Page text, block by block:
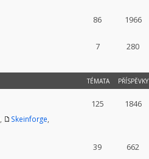
86 1966
7 280
TÉMATA PŘÍSPĚVKY
Skeinforge
125 1846
39 662